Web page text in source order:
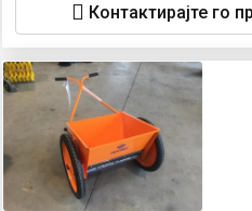
Контактирајте го